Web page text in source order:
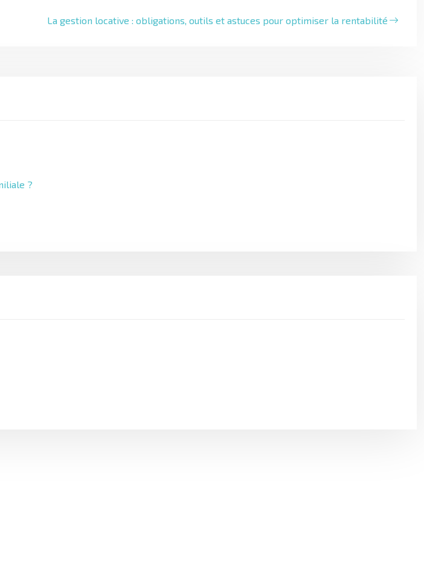
La gestion locative : obligations, outils et astuces pour optimiser la rentabilité
?